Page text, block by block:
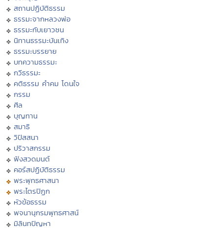
สถานปฏิบัติธรรม
ธรรมะจากหลวงพ่อ
ธรรมะกับเยาวชน
นิทานธรรมะบันเทิง
ธรรมะบรรยาย
บทความธรรมะ
กวีธรรมะ
คติธรรม คำคม โดนใจ
กรรม
ศีล
บุญทาน
สมาธิ
วิปัสสนา
ปริวาสกรรม
ฟังสวดมนต์
คอร์สปฏิบัติธรรม
พระพุทธศาสนา
พระไตรปิฏก
หัวข้อธรรม
พจนานุกรมพุทธศาสน์
มิลินทปัญหา